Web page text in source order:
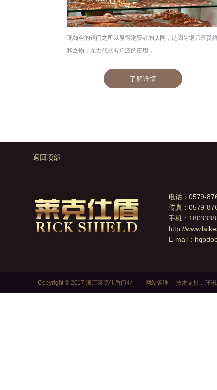
现如今的铜门之所以赢得消费者的认同，是因为铜乃富贵
和之物，在古代就有广泛的应用，...
了解详情
返回顶部
电话：0579-
传真：0579-
手机：
http://
E-mail：
Copyright © 2017 浙江莱克仕盾门业 网站管理 技术支持： 环